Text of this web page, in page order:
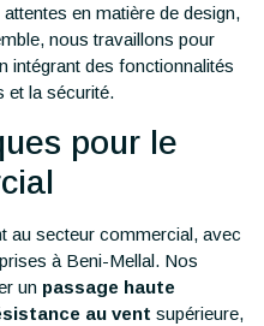
en matière de design,
nous travaillons pour
intégrant des fonctionnalités
et la sécurité.
pour le
au secteur commercial, avec
à Beni-Mellal. Nos
un passage haute
au vent supérieure,